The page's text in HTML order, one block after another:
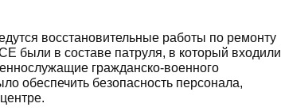
восстановительные работы по ремонту
были в составе патруля, в который входили
гражданско-военного
обеспечить безопасность персонала,